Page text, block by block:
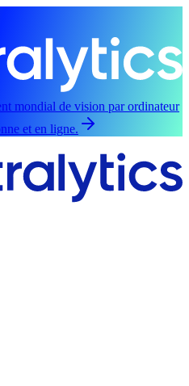
mondial de vision par ordinateur
et en ligne.